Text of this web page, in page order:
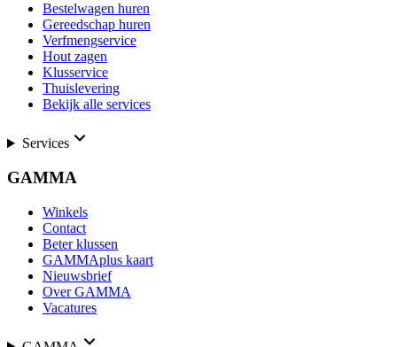
Bestelwagen huren
Gereedschap huren
Verfmengservice
Hout zagen
Klusservice
Thuislevering
Bekijk alle services
Services
GAMMA
Winkels
Contact
Beter klussen
GAMMAplus kaart
Nieuwsbrief
Over GAMMA
Vacatures